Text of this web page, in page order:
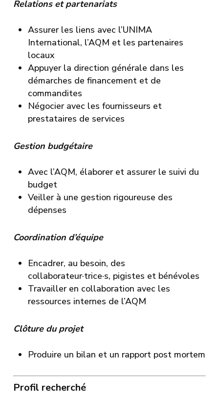
Relations et partenariats
Assurer les liens avec l’UNIMA
International, l’AQM et les partenaires
locaux
Appuyer la direction générale dans les
démarches de financement et de
commandites
Négocier avec les fournisseurs et
prestataires de services
Gestion budgétaire
Avec l’AQM, élaborer et assurer le suivi du
budget
Veiller à une gestion rigoureuse des
dépenses
Coordination d’équipe
Encadrer, au besoin, des
collaborateur·trice·s, pigistes et bénévoles
Travailler en collaboration avec les
ressources internes de l’AQM
Clôture du projet
Produire un bilan et un rapport post mortem
Profil recherché